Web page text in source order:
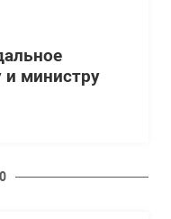
и министру